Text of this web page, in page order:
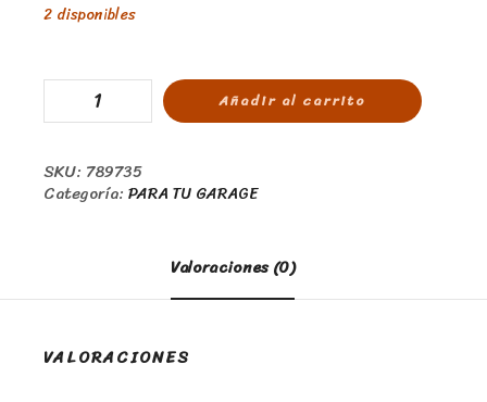
2 disponibles
Añadir al carrito
SKU: 789735
Categoría:PARA TU GARAGE
Valoraciones (0)
VALORACIONES